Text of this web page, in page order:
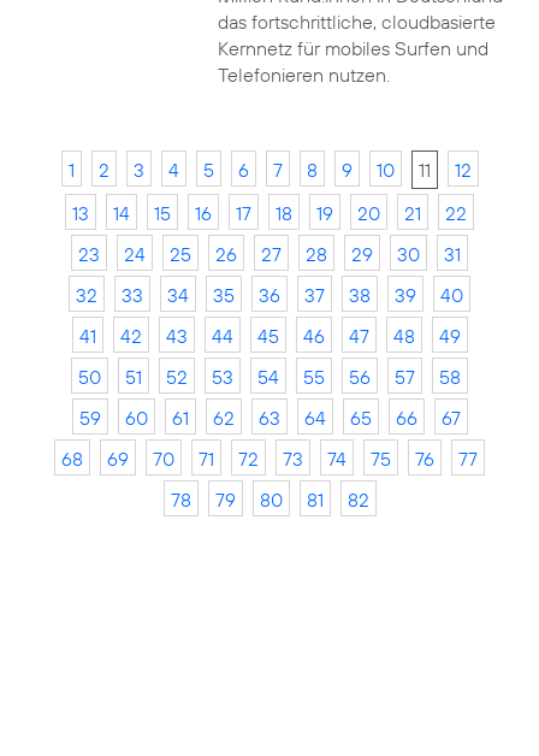
das fortschrittliche, cloudbasierte
Kernnetz für mobiles Surfen und
Telefonieren nutzen.
1 2 3 4 5 6 7 8 9 10 11
12
13
14 15 16 17 18 19 20 21
22
23
24 25 26 27 28 29 30
31
32
33 34 35 36 37 38 39
40
41
42 43 44 45 46 47 48
49
50
51 52 53 54 55 56 57
58
59
60 61 62 63 64 65 66
67
68
69 70 71 72 73 74 75 76
77
78
79 80 81 82